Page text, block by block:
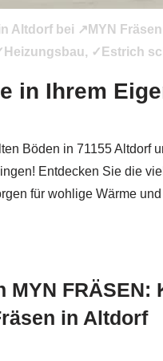
Altdorf bei ↗️MYN
✓Estrich
in Ihrem
Böden in 71155 Altdorf
Entdecken Sie die
für wohlige Wärme
MYN FRÄSEN:
in Altdorf